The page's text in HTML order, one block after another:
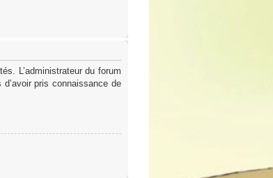
L’administrateur du forum
pris connaissance de